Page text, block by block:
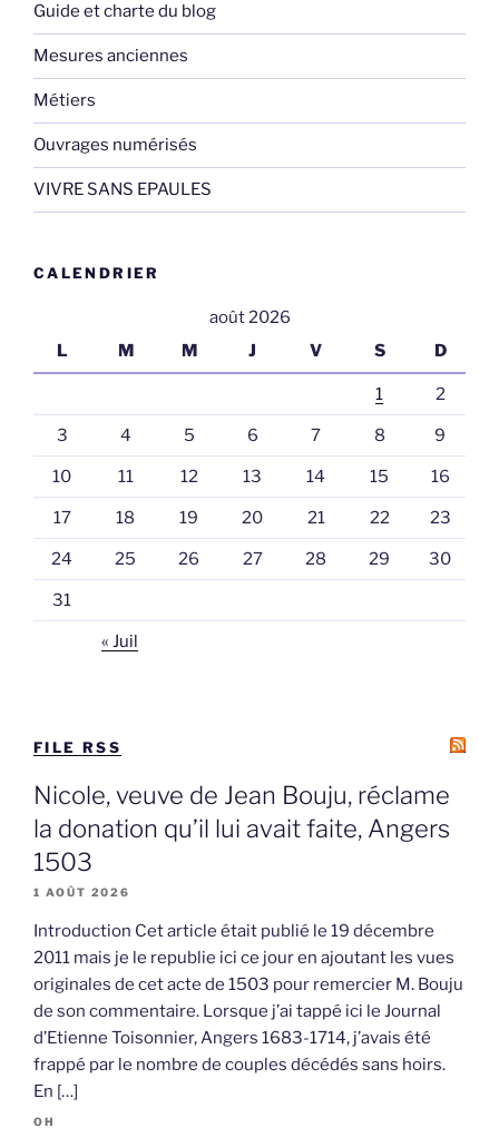
Guide et charte du blog
Mesures anciennes
Métiers
Ouvrages numérisés
VIVRE SANS EPAULES
CALENDRIER
août 2026
L
M M J V S D
1 2
3 4 5 6 7 8 9
10 11 12 13 14 15 16
17 18 19 20 21 22 23
24 25 26 27 28 29 30
31
« Juil
FILE RSS
Nicole, veuve de Jean Bouju, réclame
la donation qu’il lui avait faite, Angers
1503
1 AOÛT 2026
Introduction Cet article était publié le 19 décembre
2011 mais je le republie ici ce jour en ajoutant les vues
originales de cet acte de 1503 pour remercier M. Bouju
de son commentaire. Lorsque j’ai tappé ici le Journal
d’Etienne Toisonnier, Angers 1683-1714, j’avais été
frappé par le nombre de couples décédés sans hoirs.
En […]
OH